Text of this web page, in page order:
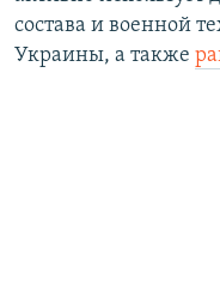
состава и военной
Украины, а также